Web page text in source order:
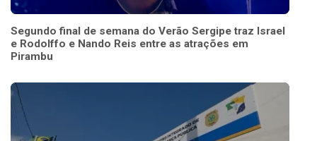
Segundo final de semana do Verão Sergipe traz Israel
e Rodolffo e Nando Reis entre as atrações em
Pirambu